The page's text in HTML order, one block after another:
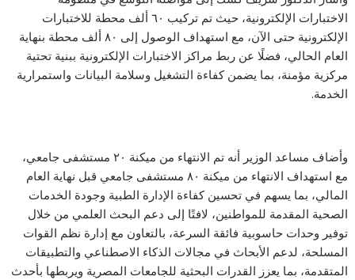
الاختبارات الإلكترونية، حيث تم تركيب ٦٠ ألف محطة للاختبارات
الإلكترونية حتى الآن، مع استهداف الوصول إلى ٨٠ ألف محطة بنهاية
العام الحالي، فضلًا عن ربط مراكز الاختبارات الإلكترونية ببنية تحتية
مركزية مؤمنة، بما يضمن كفاءة التشغيل وسلامة البيانات واستمرارية
الخدمة.
وأضاف مساعد الوزير أنه تم الانتهاء من ميكنة ٢٠ مستشفى جامعي،
مع استهداف الانتهاء من ميكنة ٨٠ مستشفى جامعي قبل نهاية العام
المالي، بما يسهم في تحسين كفاءة الإدارة الطبية وجودة الخدمات
الصحية المقدمة للمواطنين، لافتًا إلى دعم البحث العلمي من خلال
توفير وحدات حاسوبية فائقة السرعة، بالتعاون مع إدارة نظم القوات
المسلحة، لدعم الأبحاث في مجالات الذكاء الاصطناعي والتطبيقات
المتقدمة، بما يعزز القدرات البحثية للجامعات المصرية ويربطها بأحدث